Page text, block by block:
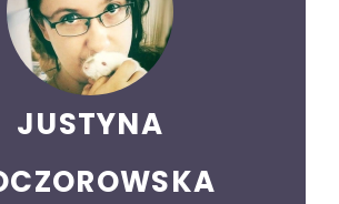
JUSTYNA